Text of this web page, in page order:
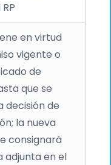
en virtud
vigente o
de
que se
decisión de
la nueva
consignará
adjunta en el